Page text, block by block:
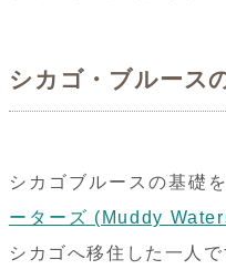
シカゴ・ブルース
シカゴブルースの基礎
ーターズ (Muddy
シカゴへ移住した一人で